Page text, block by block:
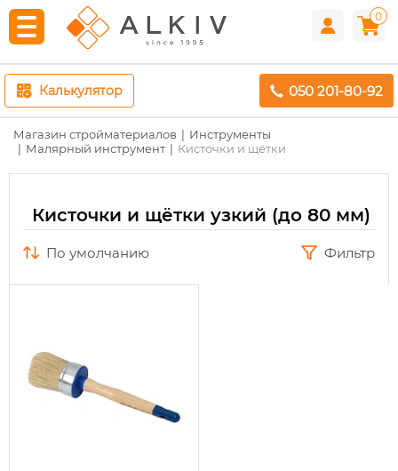
0
Калькулятор 050 201-80-92
Магазин стройматериалов
Инструменты
Малярный инструмент
Кисточки и щётки
Кисточки и щётки узкий (до 80 мм)
по умолчанию Фильтр